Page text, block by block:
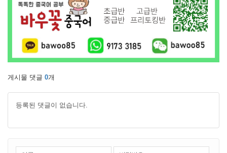
게시물 댓글 0개
등록된 댓글이 없습니다.